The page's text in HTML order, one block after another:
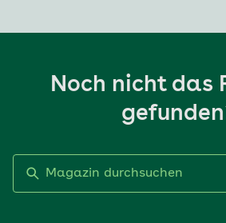
Noch nicht das